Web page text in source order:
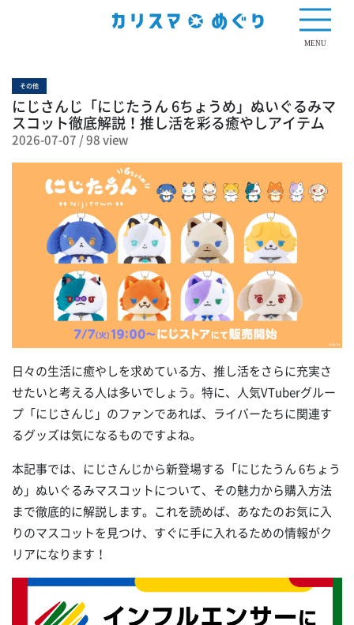
MENU
その他
にじさんじ「にじたうん 6ちょうめ」ぬいぐるみマ
スコット徹底解説！推し活を彩る癒やしアイテム
2026-07-07 /98 view
日々の生活に癒やしを求めている方、推し活をさらに充実さ
せたいと考える人は多いでしょう。特に、人気VTuberグルー
プ「にじさんじ」のファンであれば、ライバーたちに関連す
るグッズは気になるものですよね。
本記事では、にじさんじから新登場する「にじたうん 6ちょう
め」ぬいぐるみマスコットについて、その魅力から購入方法
まで徹底的に解説します。これを読めば、あなたのお気に入
りのマスコットを見つけ、すぐに手に入れるための情報がク
リアになります！